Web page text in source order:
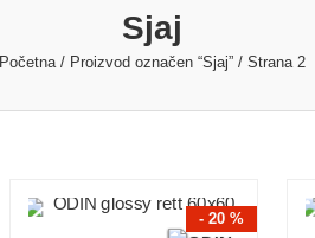
Sjaj
Početna/ Proizvod označen “Sjaj”/ Strana 2
- 20 %